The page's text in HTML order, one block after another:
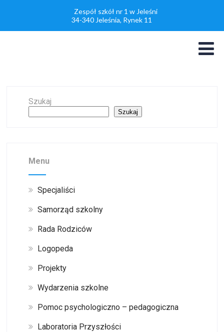
Zespół szkół nr 1 w Jeleśni
34-340 Jeleśnia, Rynek 11
Szukaj
Szukaj
Menu
Specjaliści
Samorząd szkolny
Rada Rodziców
Logopeda
Projekty
Wydarzenia szkolne
Pomoc psychologiczno – pedagogiczna
Laboratoria Przyszłości